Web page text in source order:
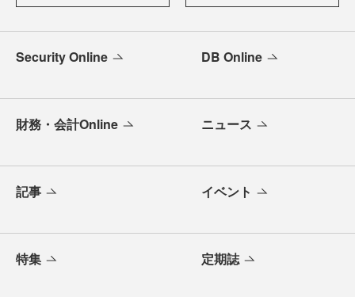
Security Online DB Online
財務・会計Online ニュース
記事 イベント
特集 定期誌